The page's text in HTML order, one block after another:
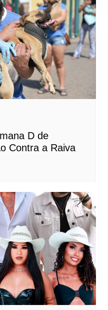
D de
Contra a Raiva